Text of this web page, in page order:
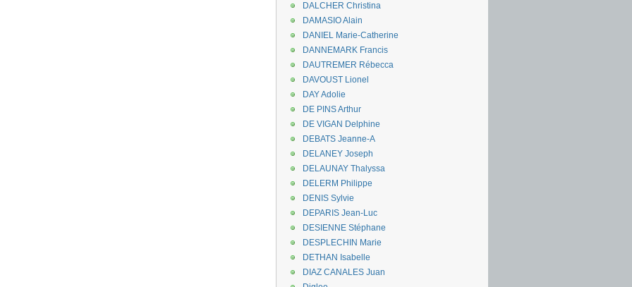
DALCHER Christina
DAMASIO Alain
DANIEL Marie-Catherine
DANNEMARK Francis
DAUTREMER Rébecca
DAVOUST Lionel
DAY Adolie
DE PINS Arthur
DE VIGAN Delphine
DEBATS Jeanne-A
DELANEY Joseph
DELAUNAY Thalyssa
DELERM Philippe
DENIS Sylvie
DEPARIS Jean-Luc
DESIENNE Stéphane
DESPLECHIN Marie
DETHAN Isabelle
DIAZ CANALES Juan